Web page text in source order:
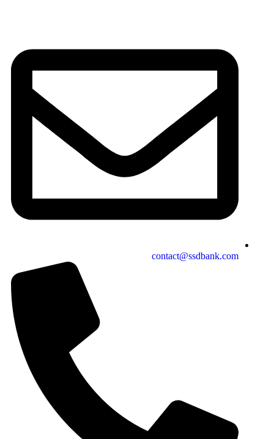
contact@ssdbank.com